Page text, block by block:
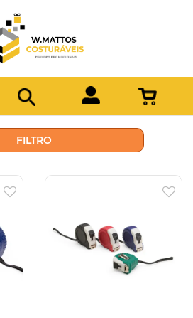
FILTRO